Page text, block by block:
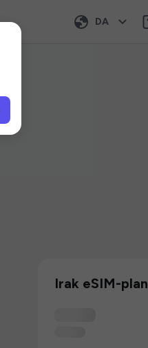
DA
Irak eSIM-plan